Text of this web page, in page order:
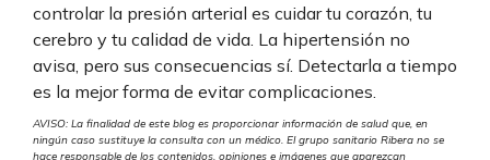
controlar la presión arterial es cuidar tu corazón, tu
cerebro y tu calidad de vida. La hipertensión no
avisa, pero sus consecuencias sí. Detectarla a tiempo
es la mejor forma de evitar complicaciones.
AVISO: La finalidad de este blog es proporcionar información de salud que, en
ningún caso sustituye la consulta con un médico. El grupo sanitario Ribera no se
hace responsable de los contenidos, opiniones e imágenes que aparezcan